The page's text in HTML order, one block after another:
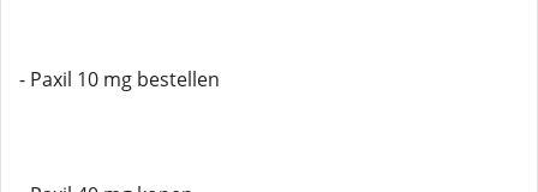
- Paxil 10 mg bestellen